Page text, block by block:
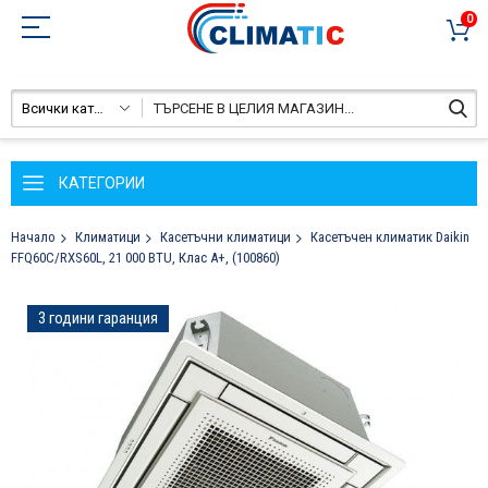
0
Всички категории
КАТЕГОРИИ
Начало Климатици Касетъчни климатици
Касетъчен климатик Daikin
FFQ60C/RXS60L, 21 000 BTU, Клас A+, (100860)
Преминете
към
изображенията
3 години гаранция